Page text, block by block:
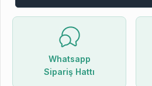
Whatsapp
Sipariş Hattı